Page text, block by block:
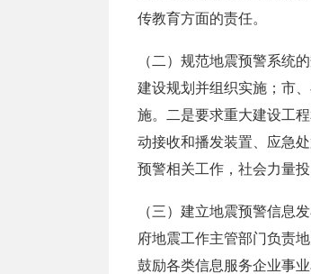
传教育方面的责任。
（二）规范地震预警系统
建设规划并组织实施；市
施。二是要求重大建设工
动接收和播发装置、应急
预警相关工作，社会力量
（三）建立地震预警信息
府地震工作主管部门负责
鼓励各类信息服务企业事